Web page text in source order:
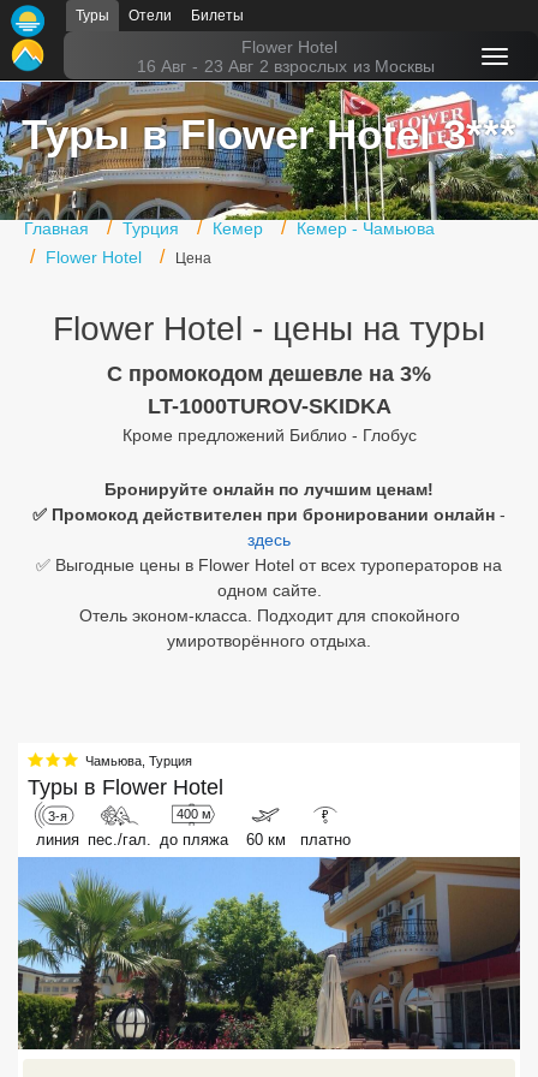
Туры Отели Билеты
Flower Hotel
16 Авг - 23 Авг 2 взрослых из Москвы
Туры в Flower Hotel 3***
Главная Турция Кемер
Кемер - Чамьюва
Flower Hotel
Цена
Flower Hotel - цены на туры
C промокодом дешевле на 3%
LT-1000TUROV-SKIDKA
Кроме предложений Библио - Глобус
Бронируйте онлайн по лучшим ценам!
✅ Промокод действителен при бронировании онлайн -
здесь
✅ Выгодные цены в Flower Hotel от всех туроператоров на
одном сайте.
Отель эконом-класса. Подходит для спокойного
умиротворённого отдыха.
Чамьюва, Турция
Туры в Flower Hotel
3-я
линия пес./гал.
400 м
до пляжа 60 км
₽
платно
Главная
Горящие туры
Туры в Турцию
Туры в Египет
Помощь
Подборки отелей
Хайнань
Северный Гоа
Южный Гоа
Занзибар
Абхазия